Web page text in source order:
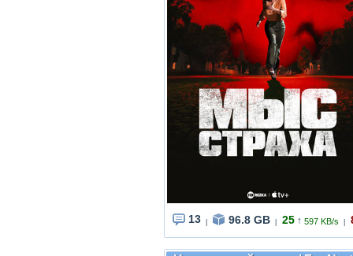
13 96.8 GB 25 ↑ 597 KB/s